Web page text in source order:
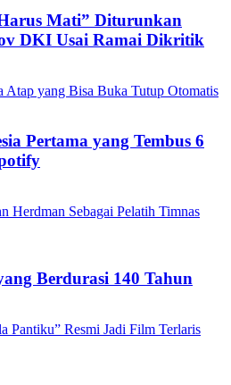
Mati” Diturunkan
DKI Usai Ramai Dikritik
Pertama yang Tembus 6
Berdurasi 140 Tahun